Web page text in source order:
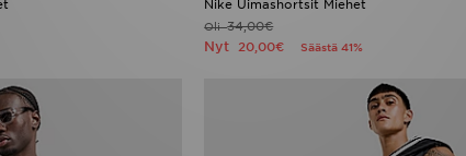
Nike Uimashortsit Miehet
Oli34,00€
Nyt20,00€ Säästä 41%